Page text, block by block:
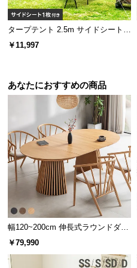
タープテント 2.5m サイドシート1
枚セット
￥11,997
あなたにおすすめの商品
幅120~200cm 伸長式ラウンドダイ
ニングテーブル 6人掛け 天然木突
￥79,990